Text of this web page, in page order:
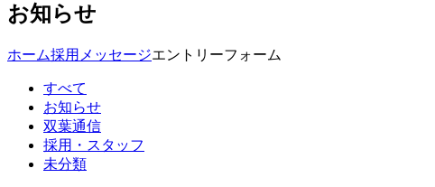
お知らせ
ホーム採用メッセージエントリーフォーム
すべて
お知らせ
双葉通信
採用・スタッフ
未分類